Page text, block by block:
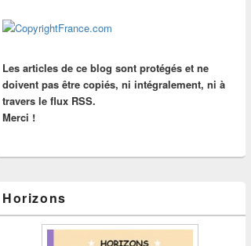
barre
latérale
Les articles de ce blog sont protégés et ne
doivent pas être copiés, ni intégralement, ni à
travers le flux RSS.
Merci !
Horizons